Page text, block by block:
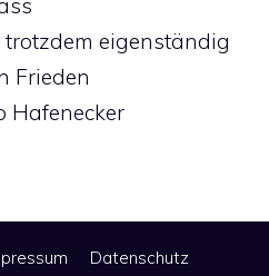
eigenständig
Frieden
Hafenecker
Datenschutz